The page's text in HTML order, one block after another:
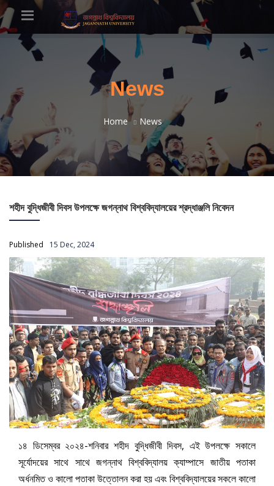
News
Home News
শহীদ বুদ্ধিজীবী দিবস উপলক্ষে জগন্নাথ বিশ্ববিদ্যালয়ের শ্রদ্ধাঞ্জলি নিবেদন
Published 15 Dec, 2024
১৪ ডিসেম্বর ২০২৪-শনিবার শহীদ বুদ্ধিজীবী দিবস, এই উপলক্ষে সকালে
সূর্যোদয়ের সাথে সাথে জগন্নাথ বিশ্ববিদ্যালয় ক্যাম্পাসে জাতীয় পতাকা
অর্ধনমিত ও কালো পতাকা উত্তোলন করা হয় এবং বিশ্ববিদ্যালয়ের সকলে কালো